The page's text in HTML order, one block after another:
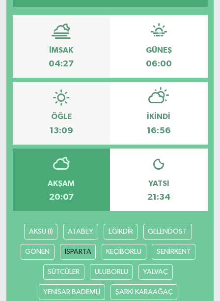
İMSAK
04:27
GÜNEŞ
06:00
ÖĞLE
13:09
İKINDI
16:56
AKŞAM
20:07
YATSI
21:34
AKSU (I) ATABEY EĞİRDİR GELENDOST
GÖNEN ISPARTA KEÇİBORLU SENİRKENT
SÜTCÜLER ULUBORLU YALVAÇ
YENİSAR BADEMLİ ŞARKİ KARAAĞAÇ